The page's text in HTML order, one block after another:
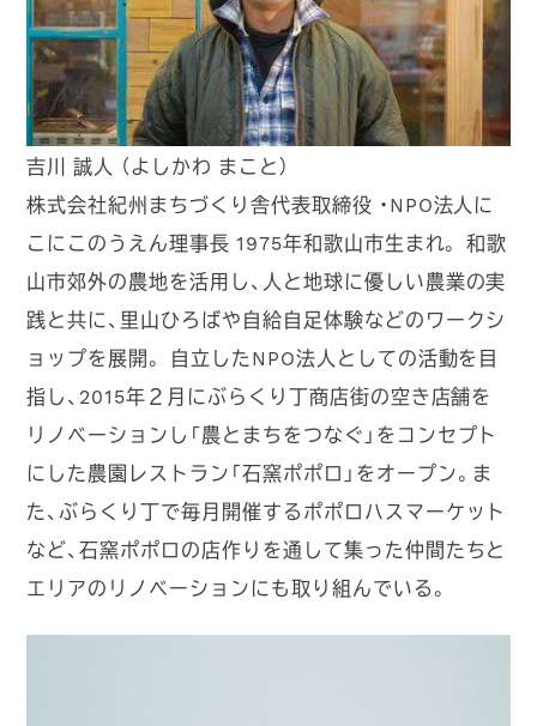
吉川 誠人 （よしかわ まこと）
株式会社紀州まちづくり舎代表取締役 ・NPO法人に
こにこのうえん理事長 1975年和歌山市生まれ。 和歌
山市郊外の農地を活用し、人と地球に優しい農業の実
践と共に、里山ひろばや自給自足体験などのワークシ
ョップを展開。 自立したNPO法人としての活動を目
指し、2015年２月にぶらくり丁商店街の空き店舗を
リノベーションし「農とまちをつなぐ」をコンセプト
にした農園レストラン「石窯ポポロ」をオープン。ま
た、ぶらくり丁で毎月開催するポポロハスマーケット
など、石窯ポポロの店作りを通して集った仲間たちと
エリアのリノベーションにも取り組んでいる。